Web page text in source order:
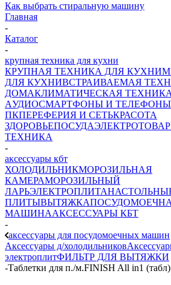
Как выбрать стиральную машину
Главная
-
Каталог
-
крупная техника для кухни
КРУПНАЯ ТЕХНИКА ДЛЯ КУХНИ
ДЛЯ КУХНИВСТРАИВАЕМАЯ
ДОМАКЛИМАТИЧЕСКАЯ ТЕХНИКА
AУДИОСМАРТФОНЫ И ТЕЛЕФОНЫ
ПКПЕРЕФЕРИЯ И СЕТЬКРАСОТА
ЗДОРОВЬЕПОСУДА
ТЕХНИКА
-
аксессуары кбт
ХОЛОДИЛЬНИКМОРОЗИЛЬНАЯ
КАМЕРАМОРОЗИЛЬНЫЙ
ЛАРЬЭЛЕКТРОПЛИТА
ПЛИТЫВЫТЯЖКА
МАШИНААКСЕССУАРЫ КБТ
-
аксессуары для посудомоечных машин
Аксессуары д/холодильников
электроплитФИЛЬТР ДЛЯ ВЫТЯЖКИ
-Таблетки для п./м.FINISH All in1